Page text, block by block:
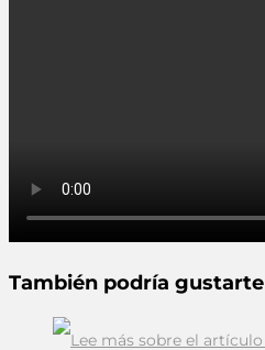
También podría gustarte